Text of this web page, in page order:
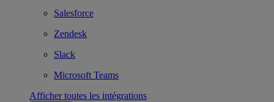
Salesforce
Zendesk
Slack
Microsoft Teams
Afficher toutes les intégrations